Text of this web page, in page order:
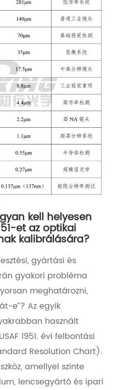
kell helyesen
et az optikai
kalibrálására?
gyártási és
gyakori probléma
meghatározni,
e”? Az egyik
használt
1951. évi felbontási
Resolution Chart).
amellyel szinte
lencsegyártó és ipari